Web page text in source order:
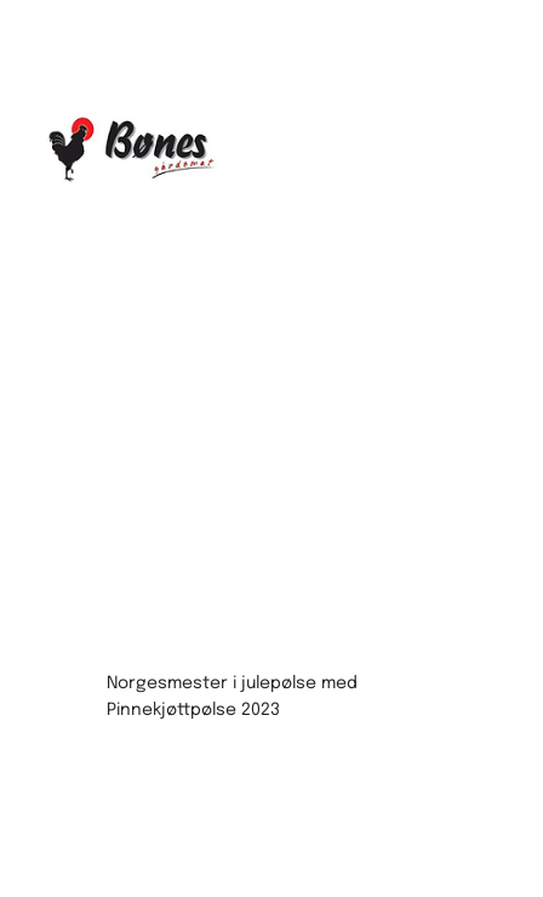
Norgesmester i julepølse med
Pinnekjøttpølse 2023